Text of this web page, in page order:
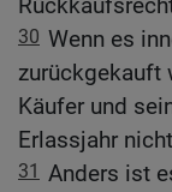
30 Wenn es
zurückgekauft
Käufer und
Erlassjahr
31 Anders ist